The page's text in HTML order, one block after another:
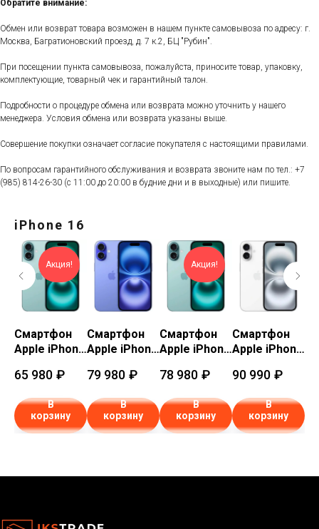
Обратите внимание:
Обмен или возврат товара возможен в нашем пункте самовывоза по адресу: г.
Москва, Багратионовский проезд, д. 7 к.2, БЦ "Рубин".
При посещении пункта самовывоза, пожалуйста, приносите товар, упаковку,
комплектующие, товарный чек и гарантийный талон.
Подробности о процедуре обмена или возврата можно уточнить у нашего
менеджера. Условия обмена или возврата указаны выше.
Совершение покупки означает согласие покупателя с настоящими правилами.
По вопросам гарантийного обслуживания и возврата звоните нам по тел.: +7
(985) 814-26-30 (с 11:00 до 20:00 в будние дни и в выходные) или пишите.
iPhone 16
Акция!
Смартфон
Apple iPhone
Бирюзовый
65 980 ₽
В
корзину
Смартфон
Apple iPhone
Синий
(Ultramarine)
79 980 ₽
В
корзину
Акция!
Смартфон
Apple iPhone
Бирюзовый
78 980 ₽
В
корзину
Смартфон
Apple iPhone
Белый
90 990 ₽
В
корзину